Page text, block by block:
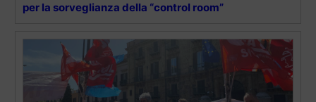
per la sorveglianza della “control room”